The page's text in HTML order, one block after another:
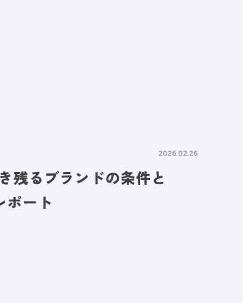
2026.02.26
残るブランドの条件と
ポート